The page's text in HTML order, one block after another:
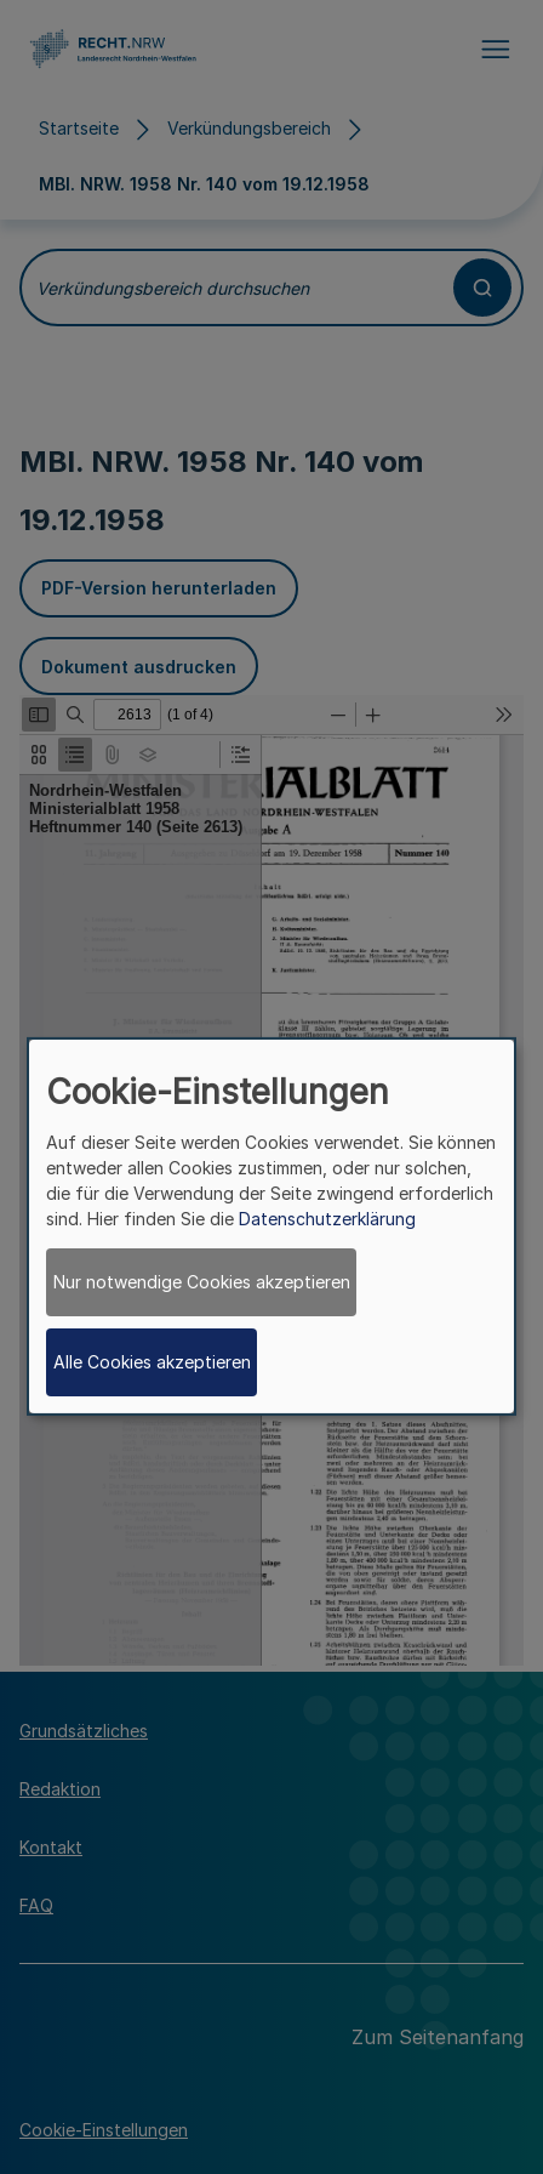
Startseite Verkündungsbereich
MBl. NRW. 1958 Nr. 140 vom 19.12.1958
Verkündungsbereich durchsuchen
MBl. NRW. 1958 Nr. 140 vom
19.12.1958
PDF-Version herunterladen
Dokument ausdrucken
Grundsätzliches
Redaktion
Kontakt
FAQ
Zum Seitenanfang
Cookie-Einstellungen
Cookie-Einstellungen
Auf dieser Seite werden Cookies verwendet. Sie können
entweder allen Cookies zustimmen, oder nur solchen,
die für die Verwendung der Seite zwingend erforderlich
sind. Hier finden Sie die Datenschutzerklärung
Nur notwendige Cookies akzeptieren
Alle Cookies akzeptieren